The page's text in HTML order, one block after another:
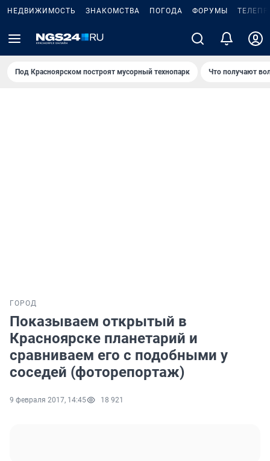
НЕДВИЖИМОСТЬ ЗНАКОМСТВА ПОГОДА ФОРУМЫ
Под Крaсноярском построят мусорный технопарк Что получают
ГОРОД
Показываем открытый в
Красноярске планетарий и
сравниваем его с подобными у
соседей (фоторепортаж)
9 февраля 2017, 14:45 18 921